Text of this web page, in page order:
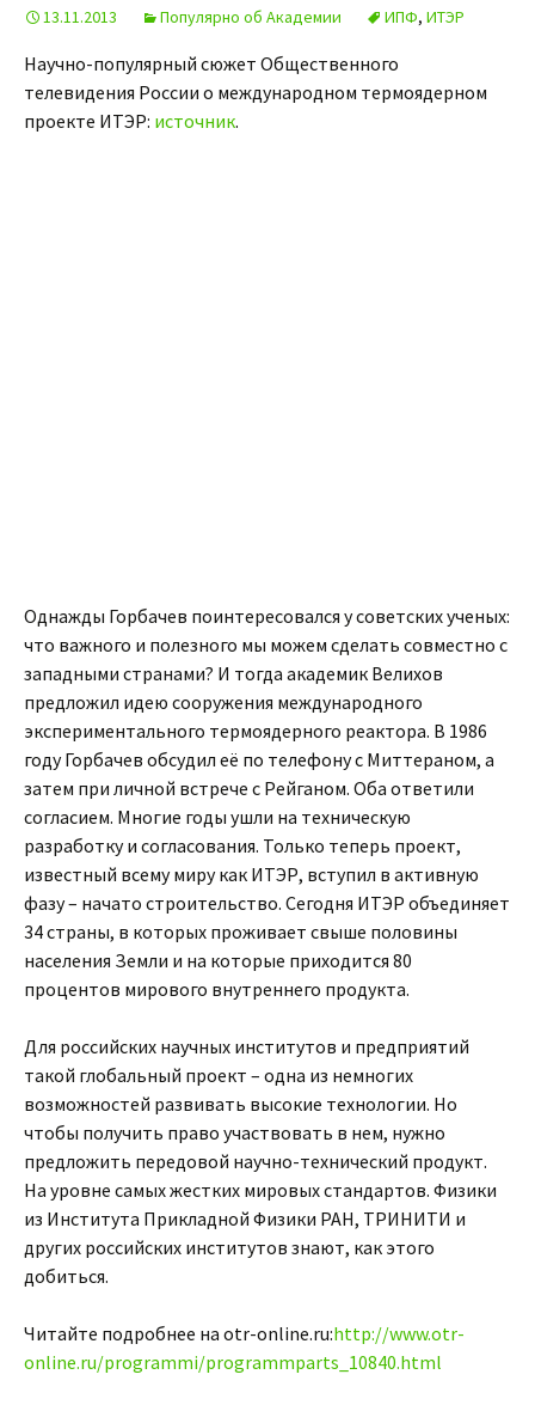
13.11.2013 Популярно об Академии ИПФ, ИТЭР
Научно-популярный сюжет Общественного
телевидения России о международном термоядерном
проекте ИТЭР: источник.
Однажды Горбачев поинтересовался у советских ученых:
что важного и полезного мы можем сделать совместно с
западными странами? И тогда академик Велихов
предложил идею сооружения международного
экспериментального термоядерного реактора. В 1986
году Горбачев обсудил её по телефону с Миттераном, а
затем при личной встрече с Рейганом. Оба ответили
согласием. Многие годы ушли на техническую
разработку и согласования. Только теперь проект,
известный всему миру как ИТЭР, вступил в активную
фазу – начато строительство. Сегодня ИТЭР объединяет
34 страны, в которых проживает свыше половины
населения Земли и на которые приходится 80
процентов мирового внутреннего продукта.
Для российских научных институтов и предприятий
такой глобальный проект – одна из немногих
возможностей развивать высокие технологии. Но
чтобы получить право участвовать в нем, нужно
предложить передовой научно-технический продукт.
На уровне самых жестких мировых стандартов. Физики
из Института Прикладной Физики РАН, ТРИНИТИ и
других российских институтов знают, как этого
добиться.
Читайте подробнее на оtr-online.ru:http://www.otr-
online.ru/programmi/programmparts_10840.html